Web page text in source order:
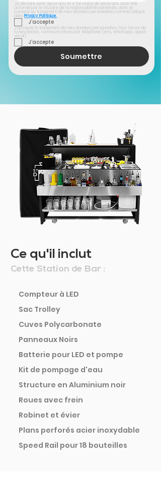
Je déclare avoir seize ans, et si j'ai moins de seize ans, avoir été
autorisé par le titulaire de la responsabilité parentale, donc je
consens au traitement de mes données personnelles comme indiqué
dans Privacy Politique.
J'accepte
J'accepte le traitement de mes données personnelles. Pour l'envoi de
la newsletter, communications par téléphone (sms, WhatsApp, appel
vocal)
J'accepte
Soumettre
Ce qu'il inclut
Cette Station de Bar :
Compteur à LED
Sac Trolley
Cuves Polycarbonate
Panneaux Noirs
Batterie pour LED et pompe
Kit de pompage d'eau
Structure en Aluminium noir
Roues avec frein
Robinet et évier
Plans perforés acier inoxydable
Speed Rail pour 18 bouteilles